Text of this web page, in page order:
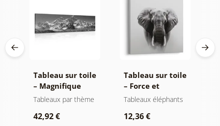
Tableau sur toile
– Magnifique
sommet de
et blanc
Tableaux par thème
42,92 €
Tableau sur toile
– Force et
sérénité de
Tableaux éléphants
12,36 €